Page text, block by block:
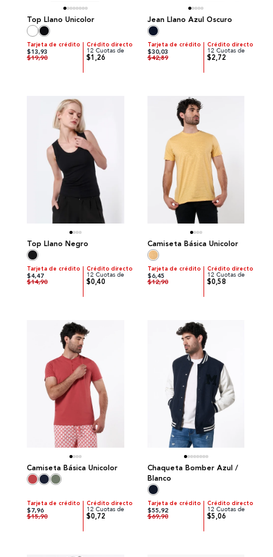
Top Llano Unicolor
Tarjeta de crédito
$13,93
$19,90
Crédito directo
12 Cuotas de
$1,26
Jean Llano Azul Oscuro
Tarjeta de crédito
$30,03
$42,89
Crédito directo
12 Cuotas de
$2,72
Top Llano Negro
Tarjeta de crédito
$4,47
$14,90
Crédito directo
12 Cuotas de
$0,40
Camiseta Básica Unicolor
Tarjeta de crédito
$6,45
$12,90
Crédito directo
12 Cuotas de
$0,58
Camiseta Básica Unicolor
Tarjeta de crédito
$7,96
$15,90
Crédito directo
12 Cuotas de
$0,72
Chaqueta Bomber Azul /
Blanco
Tarjeta de crédito
$55,92
$69,90
Crédito directo
12 Cuotas de
$5,06